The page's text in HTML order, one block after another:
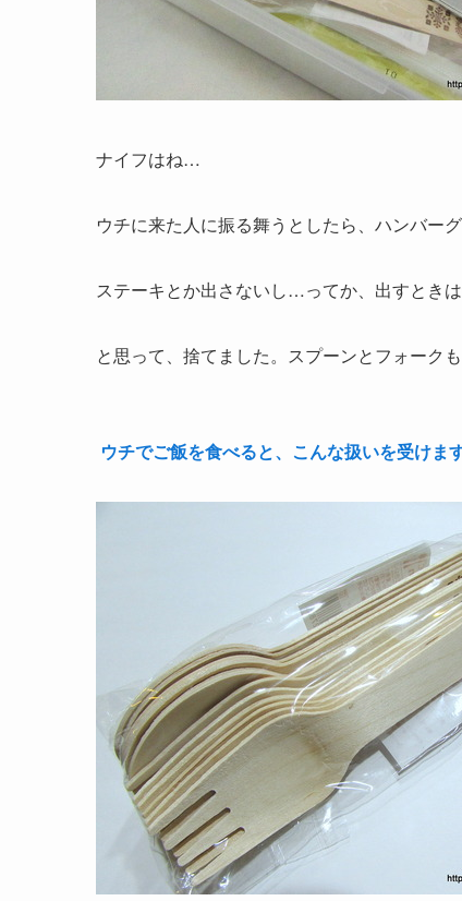
ナイフはね…
ウチに来た人に振る舞うとしたら、ハンバー
ステーキとか出さないし…ってか、出すとき
と思って、捨てました。スプーンとフォーク
ウチでご飯を食べると、こんな扱いを受けま